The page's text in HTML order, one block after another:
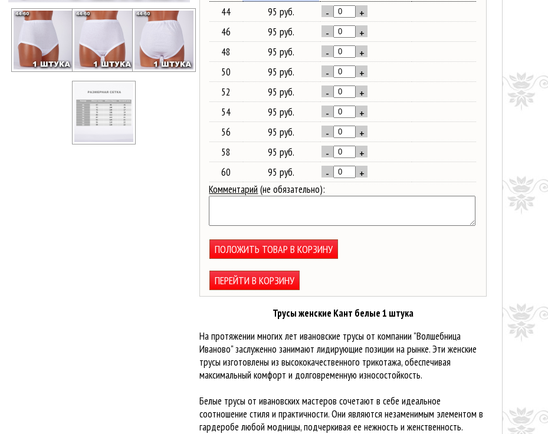
44
95 руб. - +
46 95 руб. - +
48 95 руб. - +
50 95 руб. - +
52 95 руб. - +
54 95 руб. - +
56 95 руб. - +
58 95 руб. - +
60 95 руб. - +
Комментарий (не обязательно):
ПОЛОЖИТЬ ТОВАР В КОРЗИНУ
ПЕРЕЙТИ В КОРЗИНУ
Трусы женские Кант белые 1 штука
На протяжении многих лет ивановские трусы от компании "Волшебница
Иваново" заслуженно занимают лидирующие позиции на рынке. Эти женские
трусы изготовлены из высококачественного трикотажа, обеспечивая
максимальный комфорт и долговременную износостойкость.
Белые трусы от ивановских мастеров сочетают в себе идеальное
соотношение стиля и практичности. Они являются незаменимым элементом в
гардеробе любой модницы, подчеркивая ее нежность и женственность.